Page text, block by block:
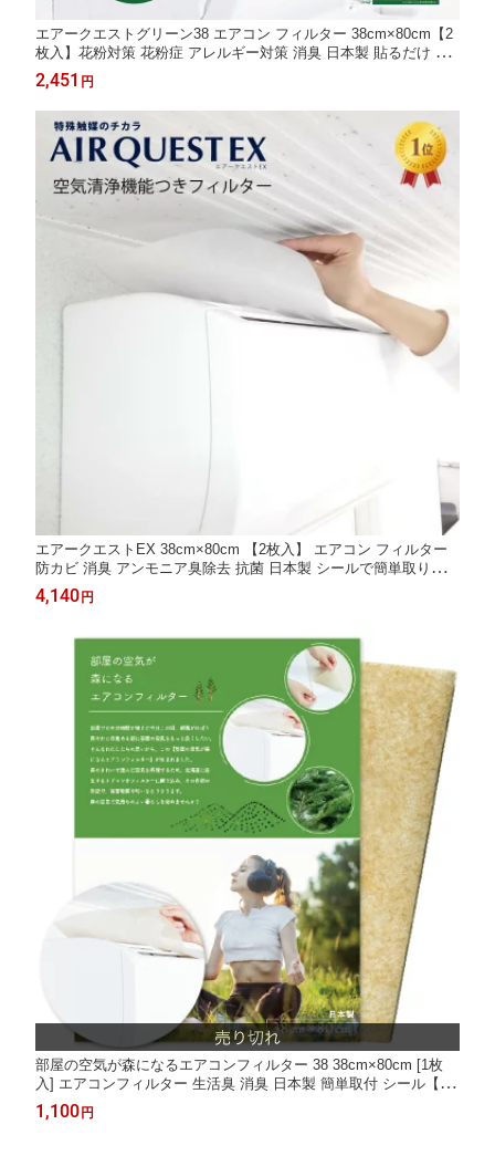
エアークエストグリーン38 エアコン フィルター 38cm×80cm【2
枚入】花粉対策 花粉症 アレルギー対策 消臭 日本製 貼るだけ 取
替えサイン付 エアコンフィルター 吸気口 予防 省エネ 掃除 【森
を抜ける済んだ風がお部屋に吹き渡る】
2,451 円
エアークエストEX 38cm×80cm 【2枚入】 エアコン フィルター
防カビ 消臭 アンモニア臭除去 抗菌 日本製 シールで簡単取り付け
取替えサイン付 カビ エアコンフィルター 空気 清浄【公式】
4,140 円
部屋の空気が森になるエアコンフィルター 38 38cm×80cm [1枚
入] エアコンフィルター 生活臭 消臭 日本製 簡単取付 シール【エ
アコンに貼るだけの簡単花粉対策】【公式】
1,100 円